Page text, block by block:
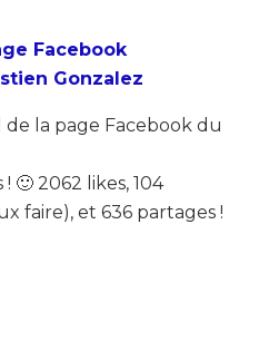
Facebook
Gonzalez
la page Facebook du
🙂 2062 likes, 104
faire), et 636 partages !